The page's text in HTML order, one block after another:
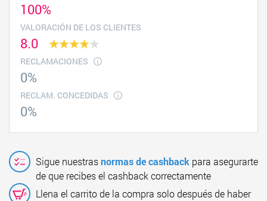
100%
VALORACIÓN DE LOS CLIENTES
8.0
RECLAMACIONES
0%
RECLAM. CONCEDIDAS
0%
Sigue nuestrasnormas de cashback para asegurarte
de que recibes el cashback correctamente
Llena el carrito de la compra solo después de haber